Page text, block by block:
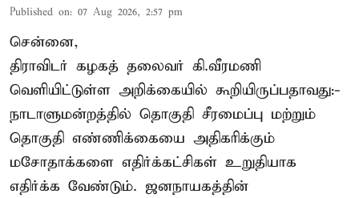
Published on: 07 Aug 2026, 2:57 pm
சென்னை,
திராவிடர் கழகத் தலைவர் கி.வீரமணி
வெளியிட்டுள்ள அறிக்கையில் கூறியிருப்பதாவது:-
நாடாளுமன்றத்தில் தொகுதி சீரமைப்பு மற்றும்
தொகுதி எண்ணிக்கையை அதிகரிக்கும்
மசோதாக்களை எதிர்க்கட்சிகள் உறுதியாக
எதிர்க்க வேண்டும். ஜனநாயகத்தின்